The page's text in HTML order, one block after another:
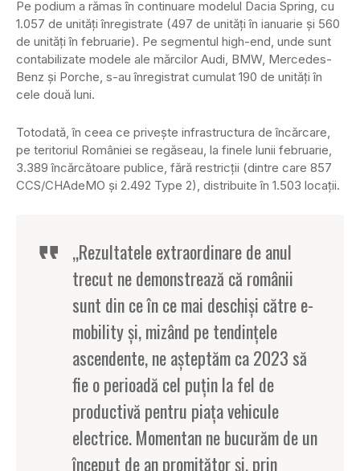
Pe podium a rămas în continuare modelul Dacia Spring, cu
1.057 de unități înregistrate (497 de unități în ianuarie și 560
de unități în februarie). Pe segmentul high-end, unde sunt
contabilizate modele ale mărcilor Audi, BMW, Mercedes-
Benz și Porche, s-au înregistrat cumulat 190 de unități în
cele două luni.
Totodată, în ceea ce privește infrastructura de încărcare,
pe teritoriul României se regăseau, la finele lunii februarie,
3.389 încărcătoare publice, fără restricții (dintre care 857
CCS/CHAdeMO și 2.492 Type 2), distribuite în 1.503 locații.
„Rezultatele extraordinare de anul
trecut ne demonstrează că românii
sunt din ce în ce mai deschiși către e-
mobility și, mizând pe tendințele
ascendente, ne așteptăm ca 2023 să
fie o perioadă cel puțin la fel de
productivă pentru piața vehicule
electrice. Momentan ne bucurăm de un
început de an promițător și, prin